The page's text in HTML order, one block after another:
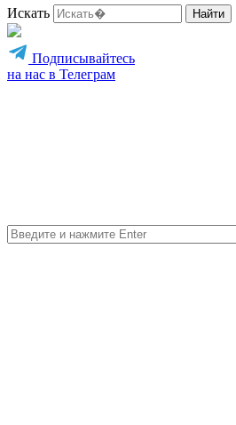
Искать Найти
Подписывайтесь
на нас в Телеграм